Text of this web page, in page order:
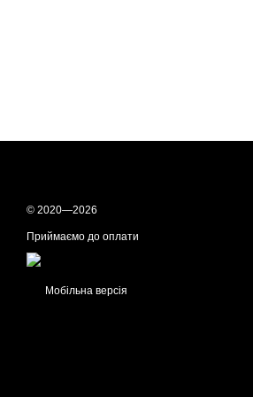
© 2020—2026
Приймаємо до оплати
Мобільна версія